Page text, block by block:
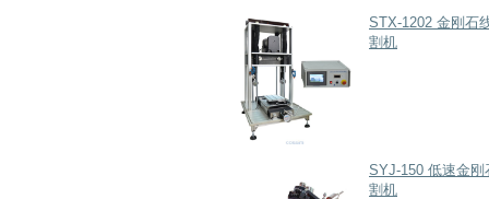
STX-1202 金刚石
割机
SYJ-150 低速金刚
割机